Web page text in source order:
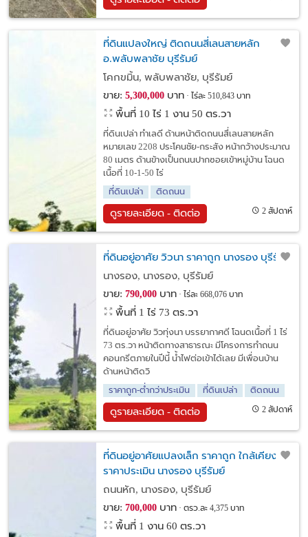
ที่ดินแปลงใหญ่ ติดถนนสี่เลนสายหลัก
อ.พลับพลาชัย บุรีรัมย์
โคกขมิ้น, พลับพลาชัย, บุรีรัมย์
ขาย: 5,300,000บาท ไร่ละ 510,843 บาท
พื้นที่ 10 ไร่ 1 งาน 50 ตร.วา
ที่ดินเปล่า ทำเลดี ด้านหน้าติดถนนสึ่เลนสายหลัก
หมายเลข 2208 ประโคนชัย-กระสัง หน้ากว้างประมาณ
80 เมตร ด้านข้างเป็นถนนปากซอยเข้าหมู่บ้าน โฉนด
เนื้อที่ 10-1-50 ไร่
ที่ดินเปล่า
ติดถนน
ดูรายละเอียด - ติดต่อ 2 สัปดาห์
ที่ดินอยู่อาศัย วิวนา ราคาถูก นางรอง บุรีรัมย์
นางรอง, นางรอง, บุรีรัมย์
ขาย: 790,000บาท ไร่ละ 668,076 บาท
พื้นที่ 1 ไร่ 73 ตร.วา
ที่ดินอยู่อาศัย วิวทุ่งนา บรรยากาศดี โฉนดเนื้อที่ 1 ไร่
73 ตร.วา หน้าติดทางสาธารณะ มีโครงการทำถนน
คอนกรีตภายในปีนี้ น้ำไฟต่อเข้าได้เลย มีเพื่อนบ้าน
ด้านหน้าติดวิ
ราคาถูก-ต่ำกว่าประเมิน
ที่ดินเปล่า ติดถนน
ดูรายละเอียด - ติดต่อ 2 สัปดาห์
ที่ดินอยู่อาศัยแปลงเล็ก ราคาถูก ใกล้เคียงกับ
ราคาประเมิน นางรอง บุรีรัมย์
ถนนหัก, นางรอง, บุรีรัมย์
ขาย: 700,000บาท ตรว.ละ 4,375 บาท
พื้นที่ 1 งาน 60 ตร.วา